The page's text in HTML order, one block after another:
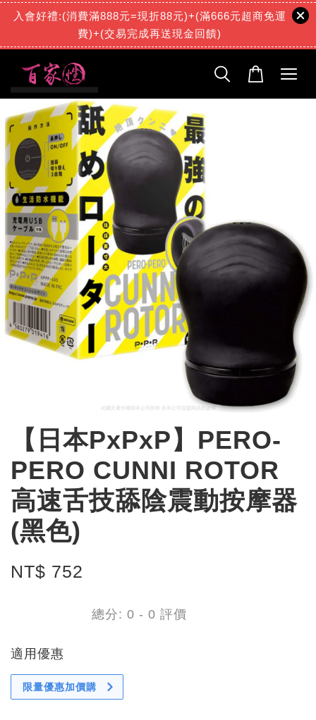
入會好禮:(消費滿888元=現折88元)+(滿666元超商免運
費)+(交易完成再送現金回饋)
【日本PxPxP】PERO-
PERO CUNNI ROTOR
高速舌技舔陰震動按摩器
(黑色)
NT$ 752
總分: 0 - 0 評價
適用優惠
限量優惠加價購